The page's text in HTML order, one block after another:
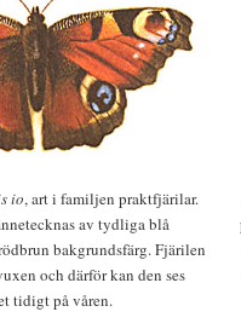
io, art i familjen praktfjärilar.
av tydliga blå
bakgrundsfärg. Fjärilen
och därför kan den ses
tidigt på våren.